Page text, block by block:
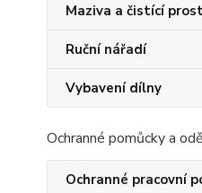
Maziva a čistící
Ruční nářadí
Vybavení dílny
Ochranné pomůcky a
Ochranné pracovní